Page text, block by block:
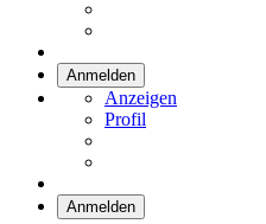
Anmelden
Anzeigen
Profil
Anmelden